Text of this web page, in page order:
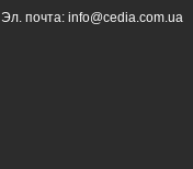
Эл. почта:info@cedia.com.ua